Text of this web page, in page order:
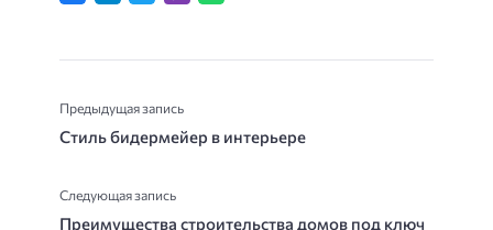
Предыдущая запись
Стиль бидермейер в интерьере
Следующая запись
Преимущества строительства домов под ключ